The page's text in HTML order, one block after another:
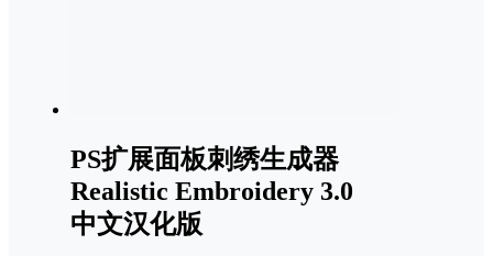
PS扩展面板刺绣生成器
Realistic Embroidery 3.0
中文汉化版